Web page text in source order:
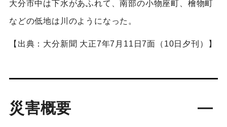
大分市中は下水があふれて、南部の小物座町、檜物町
などの低地は川のようになった。
【出典：大分新聞 大正7年7月11日7面（10日夕刊）】
災害概要